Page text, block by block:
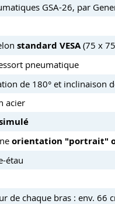
GSA-26, par
standard VESA (75 x
pneumatique
de 180° et inclinaison
acier
orientation "portrait"
étau
de chaque bras : env. 66